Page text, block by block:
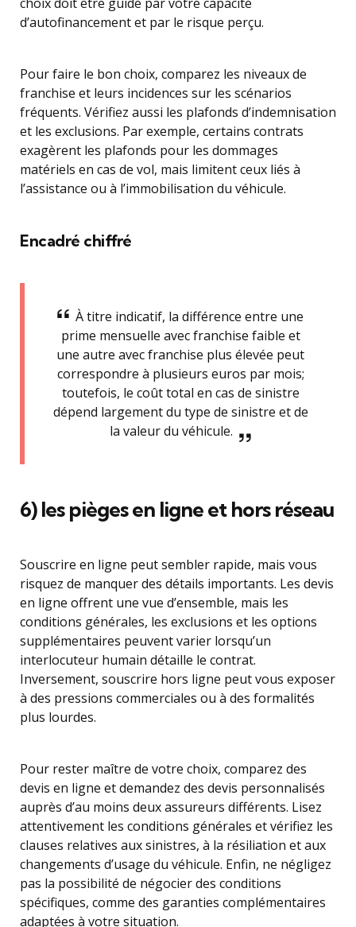
d’autofinancement et par le risque perçu.
Pour faire le bon choix, comparez les niveaux de
franchise et leurs incidences sur les scénarios
fréquents. Vérifiez aussi les plafonds d’indemnisation
et les exclusions. Par exemple, certains contrats
exagèrent les plafonds pour les dommages
matériels en cas de vol, mais limitent ceux liés à
l’assistance ou à l’immobilisation du véhicule.
Encadré chiffré
À titre indicatif, la différence entre une
prime mensuelle avec franchise faible et
une autre avec franchise plus élevée peut
correspondre à plusieurs euros par mois;
toutefois, le coût total en cas de sinistre
dépend largement du type de sinistre et de
la valeur du véhicule.
6) les pièges en ligne et hors réseau
Souscrire en ligne peut sembler rapide, mais vous
risquez de manquer des détails importants. Les devis
en ligne offrent une vue d’ensemble, mais les
conditions générales, les exclusions et les options
supplémentaires peuvent varier lorsqu’un
interlocuteur humain détaille le contrat.
Inversement, souscrire hors ligne peut vous exposer
à des pressions commerciales ou à des formalités
plus lourdes.
Pour rester maître de votre choix, comparez des
devis en ligne et demandez des devis personnalisés
auprès d’au moins deux assureurs différents. Lisez
attentivement les conditions générales et vérifiez les
clauses relatives aux sinistres, à la résiliation et aux
changements d’usage du véhicule. Enfin, ne négligez
pas la possibilité de négocier des conditions
spécifiques, comme des garanties complémentaires
adaptées à votre situation.